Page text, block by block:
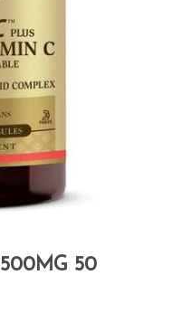
500MG 50